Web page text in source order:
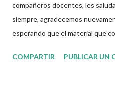
compañeros docentes, les
siempre, agradecemos
esperando que el material que
compartir con ustedes este
COMPARTIR PUBLICAR UN